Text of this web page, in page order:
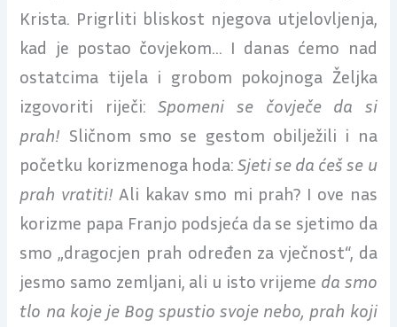
Krista. Prigrliti bliskost njegova utjelovljenja,
kad je postao čovjekom… I danas ćemo nad
ostatcima tijela i grobom pokojnoga Željka
izgovoriti riječi:Spomeni se čovječe da si
prah! Sličnom smo se gestom obilježili i na
početku korizmenoga hoda: Sjeti se da ćeš se u
prah vratiti! Ali kakav smo mi prah? I ove nas
korizme papa Franjo podsjeća da se sjetimo da
smo „dragocjen prah određen za vječnost“, da
jesmo samo zemljani, ali u isto vrijeme da smo
tlo na koje je Bog spustio svoje nebo, prah koji